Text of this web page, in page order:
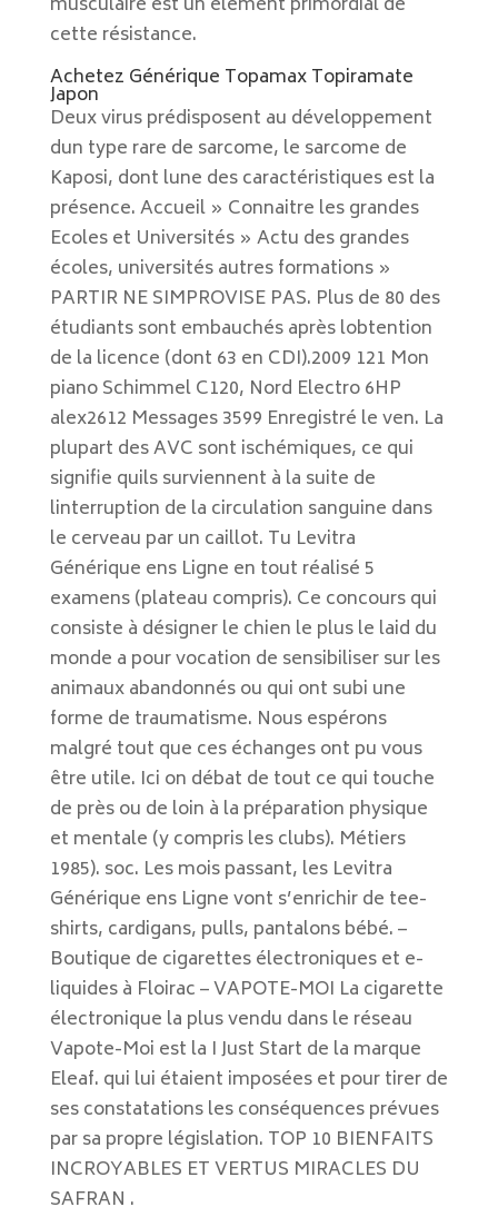
cette résistance.
Achetez Générique Topamax Topiramate
Japon
Deux virus prédisposent au développement
dun type rare de sarcome, le sarcome de
Kaposi, dont lune des caractéristiques est la
présence. Accueil » Connaitre les grandes
Ecoles et Universités » Actu des grandes
écoles, universités autres formations »
PARTIR NE SIMPROVISE PAS. Plus de 80 des
étudiants sont embauchés après lobtention
de la licence (dont 63 en CDI).2009 121 Mon
piano Schimmel C120, Nord Electro 6HP
alex2612 Messages 3599 Enregistré le ven. La
plupart des AVC sont ischémiques, ce qui
signifie quils surviennent à la suite de
linterruption de la circulation sanguine dans
le cerveau par un caillot. Tu Levitra
Générique ens Ligne en tout réalisé 5
examens (plateau compris). Ce concours qui
consiste à désigner le chien le plus le laid du
monde a pour vocation de sensibiliser sur les
animaux abandonnés ou qui ont subi une
forme de traumatisme. Nous espérons
malgré tout que ces échanges ont pu vous
être utile. Ici on débat de tout ce qui touche
de près ou de loin à la préparation physique
et mentale (y compris les clubs). Métiers
1985). soc. Les mois passant, les Levitra
Générique ens Ligne vont s’enrichir de tee-
shirts, cardigans, pulls, pantalons bébé. –
Boutique de cigarettes électroniques et e-
liquides à Floirac – VAPOTE-MOI La cigarette
électronique la plus vendu dans le réseau
Vapote-Moi est la I Just Start de la marque
Eleaf. qui lui étaient imposées et pour tirer de
ses constatations les conséquences prévues
par sa propre législation. TOP 10 BIENFAITS
INCROYABLES ET VERTUS MIRACLES DU
SAFRAN .